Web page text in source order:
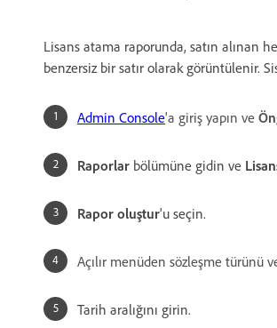
Lisans atama raporunda, satın alınan
benzersiz bir satır olarak görüntülenir.
Admin Console'a giriş yapın ve
Raporlar bölümüne gidin ve
Rapor oluştur'u seçin.
Açılır menüden sözleşme türünü
Tarih aralığını girin.